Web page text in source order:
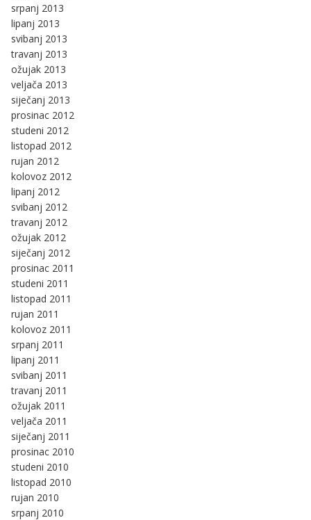
srpanj 2013
lipanj 2013
svibanj 2013
travanj 2013
ožujak 2013
veljača 2013
siječanj 2013
prosinac 2012
studeni 2012
listopad 2012
rujan 2012
kolovoz 2012
lipanj 2012
svibanj 2012
travanj 2012
ožujak 2012
siječanj 2012
prosinac 2011
studeni 2011
listopad 2011
rujan 2011
kolovoz 2011
srpanj 2011
lipanj 2011
svibanj 2011
travanj 2011
ožujak 2011
veljača 2011
siječanj 2011
prosinac 2010
studeni 2010
listopad 2010
rujan 2010
srpanj 2010